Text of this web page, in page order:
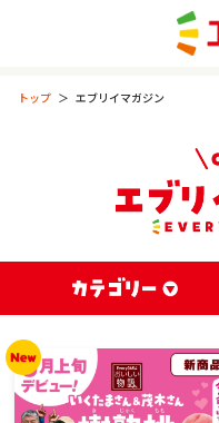
トップ エブリイマガジン